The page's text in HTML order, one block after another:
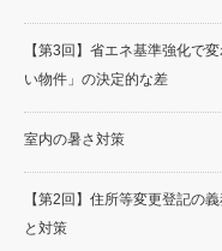
【第3回】省エネ基準強化で
い物件」の決定的な差
室内の暑さ対策
【第2回】住所等変更登記の
と対策